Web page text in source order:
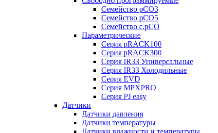
Семейство pCO3
Семейство pCO5
Семейство c.pCO
Параметрические
Серия pRACK100
Серия pRACK300
Серия IR33 Универсальные
Серия IR33 Холодильные
Серия EVD
Серия MPXPRO
Серия PJ easy
Датчики
Датчики давления
Датчики температуры
Датчики влажности и температуры